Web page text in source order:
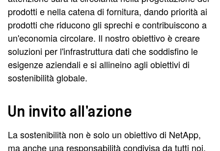
prodotti e nella catena di fornitura, dando priorità ai
prodotti che riducono gli sprechi e contribuiscono a
un'economia circolare. Il nostro obiettivo è creare
soluzioni per l'infrastruttura dati che soddisfino le
esigenze aziendali e si allineino agli obiettivi di
sostenibilità globale.
Un invito all'azione
La sostenibilità non è solo un obiettivo di NetApp,
ma anche una responsabilità condivisa da tutti noi.